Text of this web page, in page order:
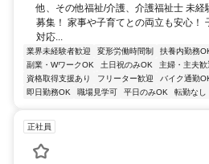
他、その他福祉/介護、介護福祉士 未経
募集！ 家事や子育てとの両立も安心！
対応...
業界未経験者歓迎 変形労働時間制 扶養内勤務
副業・WワークOK
土日祝のみOK 主婦・主夫歓
資格取得支援あり
フリーター歓迎 バイク通勤
即日勤務OK
職場見学可 平日のみOK 転勤なし
正社員